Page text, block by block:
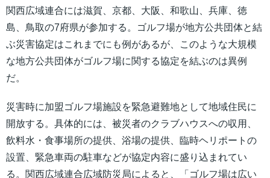
関西広域連合には滋賀、京都、大阪、和歌山、兵庫、徳
島、鳥取の7府県が参加する。ゴルフ場が地方公共団体と結
ぶ災害協定はこれまでにも例があるが、このような大規模
な地方公共団体がゴルフ場に関する協定を結ぶのは異例
だ。
災害時に加盟ゴルフ場施設を緊急避難地として地域住民に
開放する。具体的には、被災者のクラブハウスへの収用、
飲料水・食事場所の提供、浴場の提供、臨時ヘリポートの
設置、緊急車両の駐車などが協定内容に盛り込まれてい
る。関西広域連合広域防災局によると、「ゴルフ場は広い